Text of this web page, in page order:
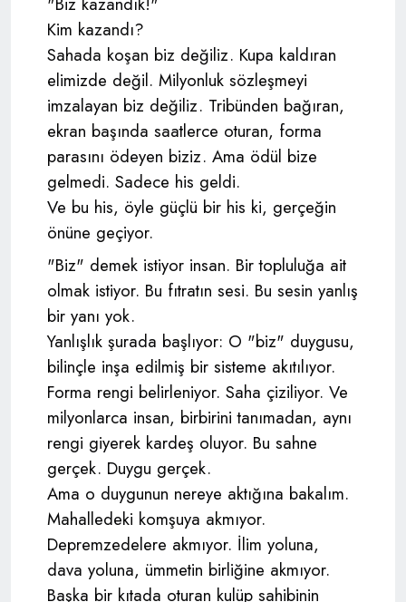
Kim kazandı?
Sahada koşan biz değiliz. Kupa kaldıran
elimizde değil. Milyonluk sözleşmeyi
imzalayan biz değiliz. Tribünden bağıran,
ekran başında saatlerce oturan, forma
parasını ödeyen biziz. Ama ödül bize
gelmedi. Sadece his geldi.
Ve bu his, öyle güçlü bir his ki, gerçeğin
önüne geçiyor.
"Biz" demek istiyor insan. Bir topluluğa ait
olmak istiyor. Bu fıtratın sesi. Bu sesin yanlış
bir yanı yok.
Yanlışlık şurada başlıyor: O "biz" duygusu,
bilinçle inşa edilmiş bir sisteme akıtılıyor.
Forma rengi belirleniyor. Saha çiziliyor. Ve
milyonlarca insan, birbirini tanımadan, aynı
rengi giyerek kardeş oluyor. Bu sahne
gerçek. Duygu gerçek.
Ama o duygunun nereye aktığına bakalım.
Mahalledeki komşuya akmıyor.
Depremzedelere akmıyor. İlim yoluna,
dava yoluna, ümmetin birliğine akmıyor.
Başka bir kıtada oturan kulüp sahibinin